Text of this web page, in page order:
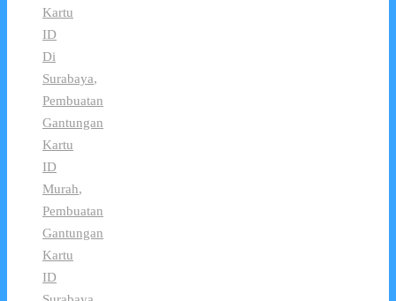
Kartu
ID
Di
Surabaya,
Pembuatan
Gantungan
Kartu
ID
Murah,
Pembuatan
Gantungan
Kartu
ID